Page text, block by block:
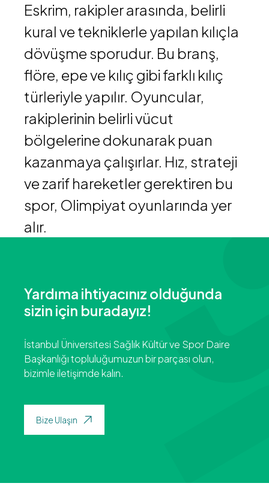
Eskrim, rakipler arasında, belirli
kural ve tekniklerle yapılan kılıçla
dövüşme sporudur. Bu branş,
flöre, epe ve kılıç gibi farklı kılıç
türleriyle yapılır. Oyuncular,
rakiplerinin belirli vücut
bölgelerine dokunarak puan
kazanmaya çalışırlar. Hız, strateji
ve zarif hareketler gerektiren bu
spor, Olimpiyat oyunlarında yer
alır.
Yardıma ihtiyacınız olduğunda
sizin için buradayız!
Bize Ulaşın
İstanbul Üniversitesi Sağlık Kültür ve Spor Daire
Başkanlığı topluluğumuzun bir parçası olun,
bizimle iletişimde kalın.